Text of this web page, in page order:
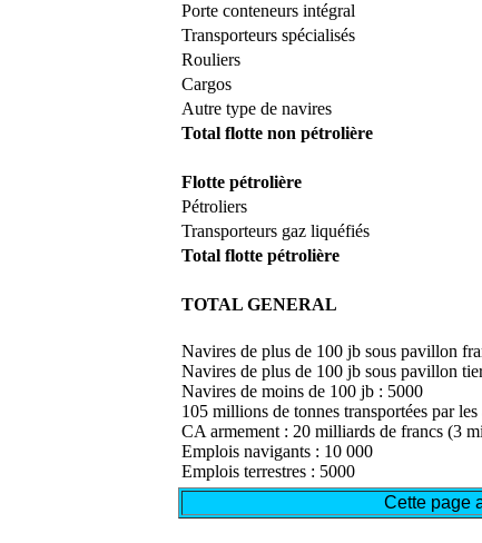
Porte conteneurs intégral
Transporteurs spécialisés
Rouliers
Cargos
Autre type de navires
Total flotte non pétrolière
Flotte pétrolière
Pétroliers
Transporteurs gaz liquéfiés
Total flotte pétrolière
TOTAL GENERAL
Navires de plus de 100 jb sous pavillon
Navires de plus de 100 jb sous pavillon
Navires de moins de 100 jb : 5000
105 millions de tonnes transportées par
CA armement : 20 milliards de francs (3
Emplois navigants : 10 000
Emplois terrestres : 5000
Cette page